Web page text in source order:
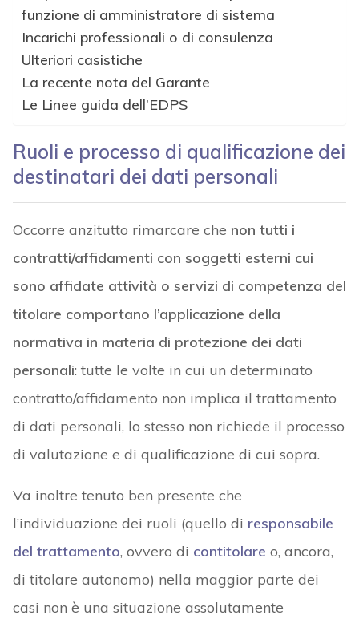
funzione di amministratore di sistema
Incarichi professionali o di consulenza
Ulteriori casistiche
La recente nota del Garante
Le Linee guida dell’EDPS
Ruoli e processo di qualificazione dei
destinatari dei dati personali
Occorre anzitutto rimarcare che non tutti i
contratti/affidamenti con soggetti esterni cui
sono affidate attività o servizi di competenza del
titolare comportano l’applicazione della
normativa in materia di protezione dei dati
personali: tutte le volte in cui un determinato
contratto/affidamento non implica il trattamento
di dati personali, lo stesso non richiede il processo
di valutazione e di qualificazione di cui sopra.
Va inoltre tenuto ben presente che
l’individuazione dei ruoli (quello di responsabile
del trattamento, ovvero di contitolare o, ancora,
di titolare autonomo) nella maggior parte dei
casi non è una situazione assolutamente